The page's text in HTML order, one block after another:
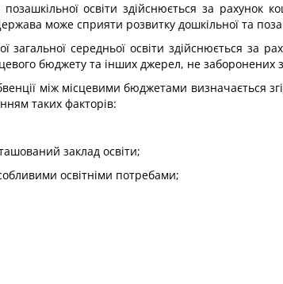
освіти здійснюється за
може сприяти розвитку дошкільної та
загальної середньої освіти здійснюється за
бюджету та інших джерел, не заборонених
між місцевими бюджетами визначається
таких факторів:
заклад освіти;
освітніми потребами;